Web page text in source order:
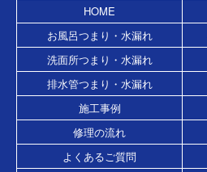
HOME
お風呂つまり・水漏れ
洗面所つまり・水漏れ
排水管つまり・水漏れ
施工事例
修理の流れ
よくあるご質問